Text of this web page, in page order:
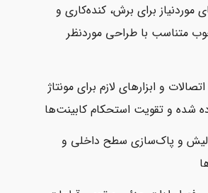
موردنیاز برای برش، کنده‌کاری و
متناسب با طراحی موردنظر
و ابزارهای لازم برای مونتاژ
شده و تقویت استحکام کابینت‌ها
و پاک‌سازی سطح داخلی و